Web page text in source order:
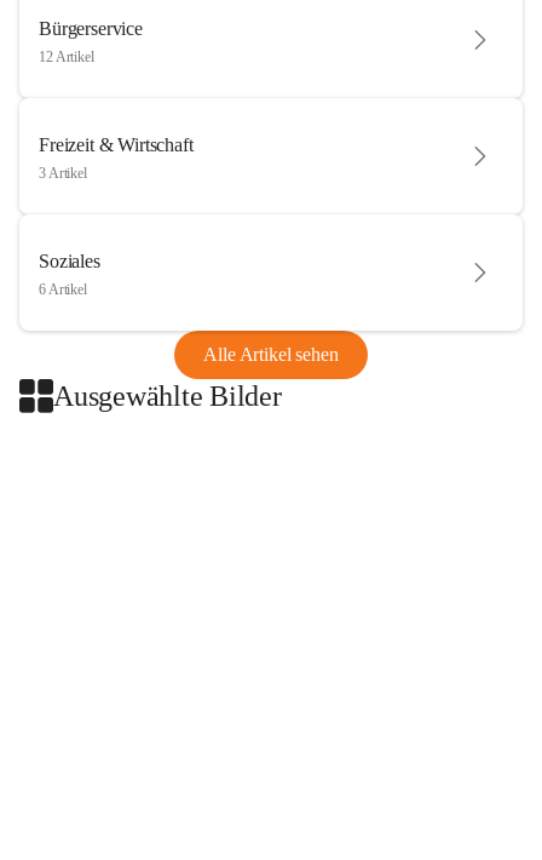
Bürgerservice
12 Artikel
Freizeit & Wirtschaft
3 Artikel
Soziales
6 Artikel
Alle Artikel sehen
Ausgewählte Bilder